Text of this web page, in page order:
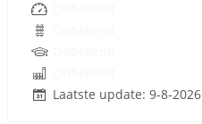
Laatste update: 9-8-2026